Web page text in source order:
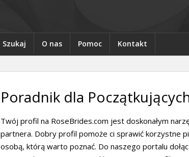
Szukaj O nas Pomoc Kontakt
Poradnik dla
Twój profil na RoseBrides.com jest doskonałym
partnera. Dobry profil pomoże ci sprawić korzystne
osobą, którą warto poznać. Do naszego portalu